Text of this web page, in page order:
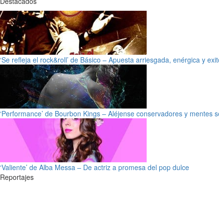
‘Se refleja el rock&roll’ de Básico – Apuesta arriesgada, enérgica y
‘Performance’ de Bourbon Kings – Aléjense conservadores y mentes
‘Valiente’ de Alba Messa – De actriz a promesa del pop dulce
Reportajes